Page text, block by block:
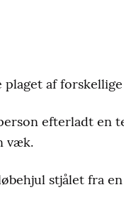
plaget af
efterladt
væk.
stjålet fra